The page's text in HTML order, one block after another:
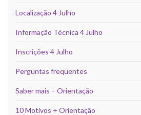
Localização 4 Julho
Informação Técnica 4 Julho
Inscrições 4 Julho
Perguntas frequentes
Saber mais – Orientação
10 Motivos + Orientação